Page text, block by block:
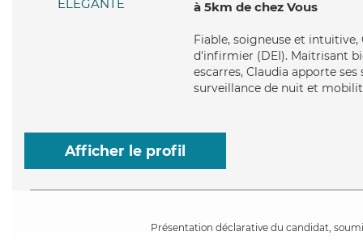
ÉLÉGANTE à 5km de chez Vous
Fiable, soigneuse et intuitive,
d'infirmier (DEI). Maitrisant
escarres, Claudia apporte
surveillance de nuit et
Afficher le profil
Présentation déclarative du candidat,